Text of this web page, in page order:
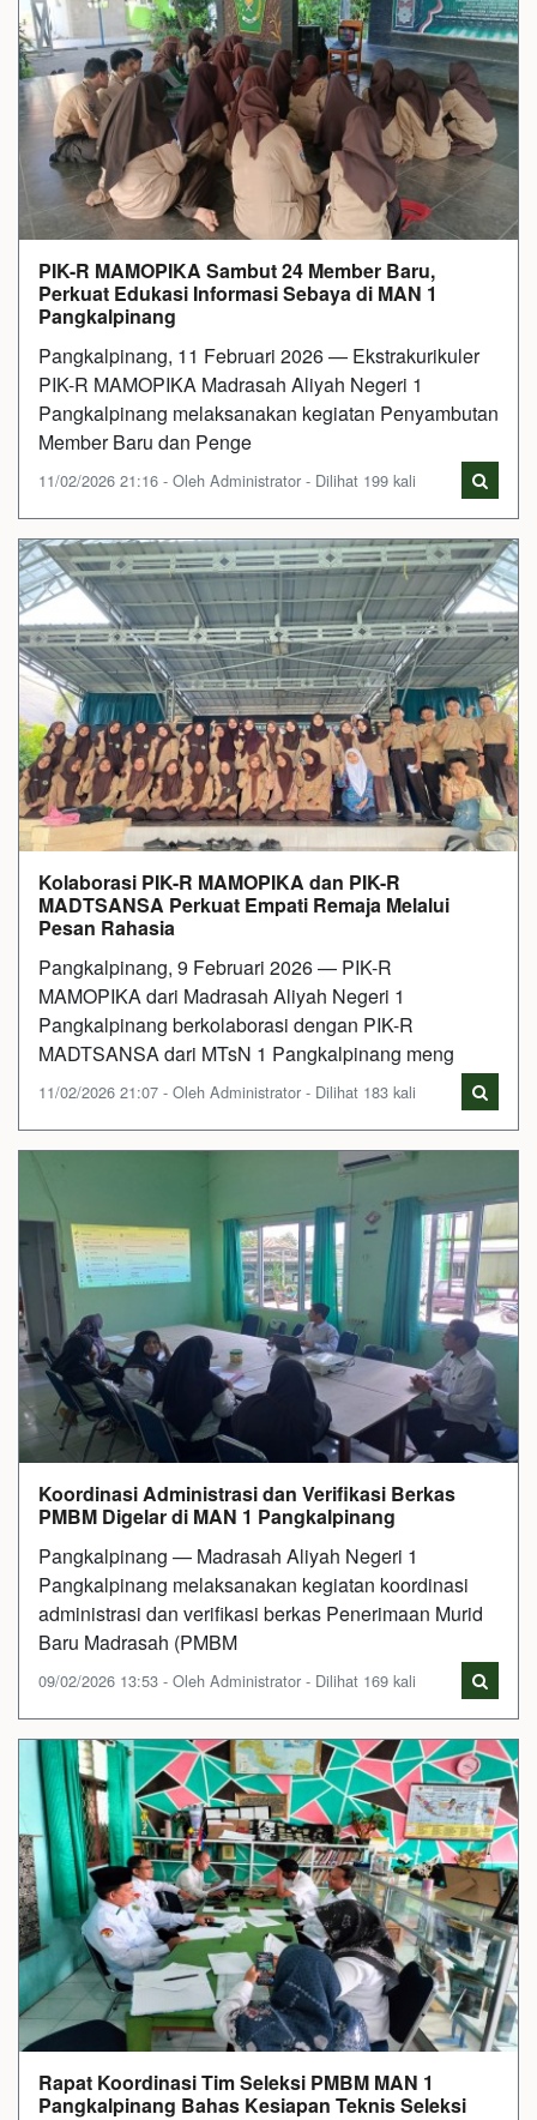
PIK-R MAMOPIKA Sambut 24 Member Baru,
Perkuat Edukasi Informasi Sebaya di MAN 1
Pangkalpinang
Pangkalpinang, 11 Februari 2026 — Ekstrakurikuler
PIK-R MAMOPIKA Madrasah Aliyah Negeri 1
Pangkalpinang melaksanakan kegiatan Penyambutan
Member Baru dan Penge
11/02/2026 21:16 - Oleh Administrator - Dilihat 199 kali
Kolaborasi PIK-R MAMOPIKA dan PIK-R
MADTSANSA Perkuat Empati Remaja Melalui
Pesan Rahasia
Pangkalpinang, 9 Februari 2026 — PIK-R
MAMOPIKA dari Madrasah Aliyah Negeri 1
Pangkalpinang berkolaborasi dengan PIK-R
MADTSANSA dari MTsN 1 Pangkalpinang meng
11/02/2026 21:07 - Oleh Administrator - Dilihat 183 kali
Koordinasi Administrasi dan Verifikasi Berkas
PMBM Digelar di MAN 1 Pangkalpinang
Pangkalpinang — Madrasah Aliyah Negeri 1
Pangkalpinang melaksanakan kegiatan koordinasi
administrasi dan verifikasi berkas Penerimaan Murid
Baru Madrasah (PMBM
09/02/2026 13:53 - Oleh Administrator - Dilihat 169 kali
Rapat Koordinasi Tim Seleksi PMBM MAN 1
Pangkalpinang Bahas Kesiapan Teknis Seleksi